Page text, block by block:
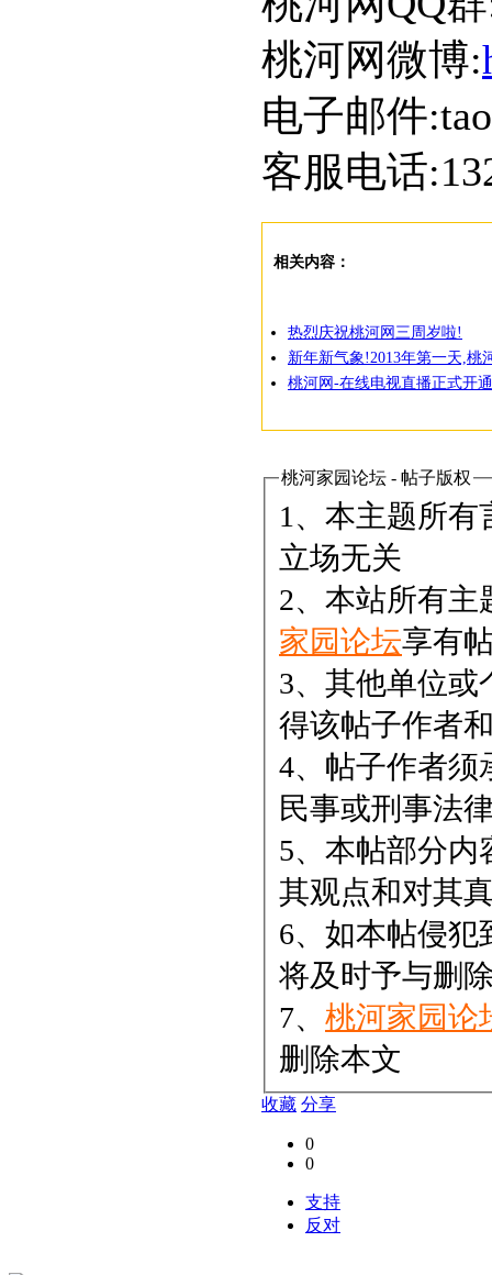
桃河网微博:
电子邮件
客服电话
相关内容：
热烈庆祝桃河网三周岁啦!
新年新气象!2013年第一天,桃
桃河网-在线电视直播正式开
桃河家园论坛 - 帖子版权
1、本主题所
立场无关
2、本站所有主
家园论坛享有
3、其他单位或
得该帖子作者
4、帖子作者须
民事或刑事法
5、本帖部分内
其观点和对其
6、如本帖侵犯
将及时予与删
7、 桃河家园论
删除本文
收藏 分享
0
0
支持
反对